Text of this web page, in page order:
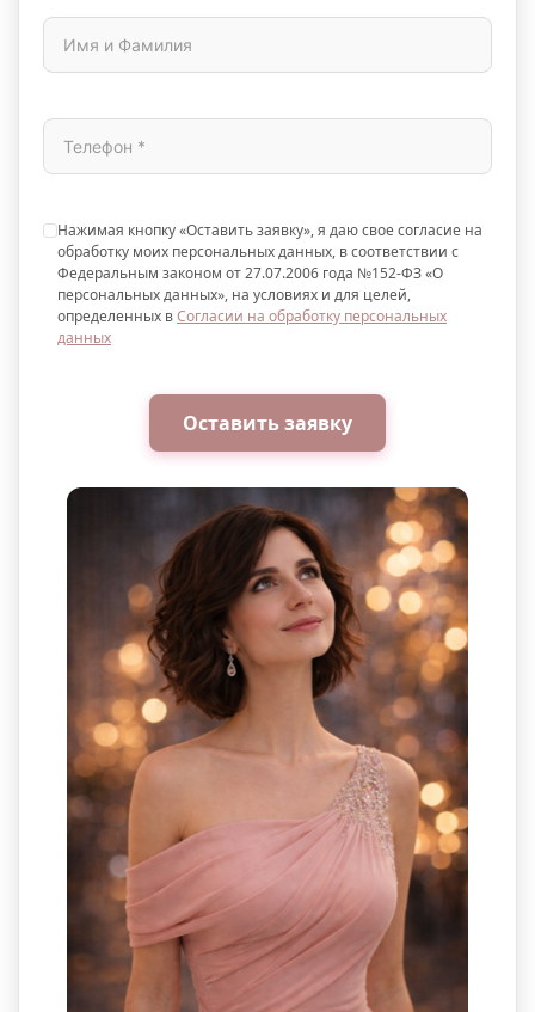
Нажимая кнопку «Оставить заявку», я даю свое согласие на
обработку моих персональных данных, в соответствии с
Федеральным законом от 27.07.2006 года №152-ФЗ «О
персональных данных», на условиях и для целей,
определенных вСогласии на обработку персональных
данных
Оставить заявку